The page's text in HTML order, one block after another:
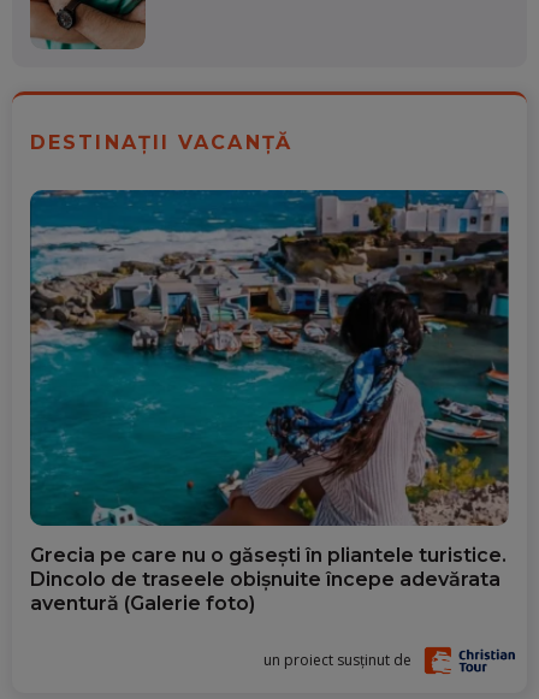
DESTINAȚII VACANȚĂ
Grecia pe care nu o găsești în pliantele turistice.
Dincolo de traseele obișnuite începe adevărata
aventură (Galerie foto)
un proiect susținut de